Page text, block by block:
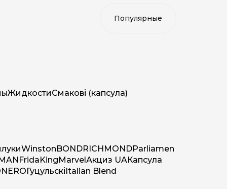
ЖидкостиСмакові (капсула)
WinstonBONDRICHMONDParliamen
FridaKingMarvelАкциз UAКапсула
NEROГуцульскіItalian Blend